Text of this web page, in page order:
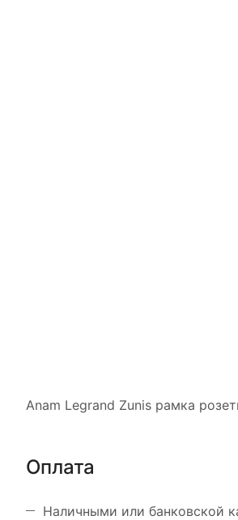
Anam Legrand Zunis рамка
Оплата
Наличными или банковской